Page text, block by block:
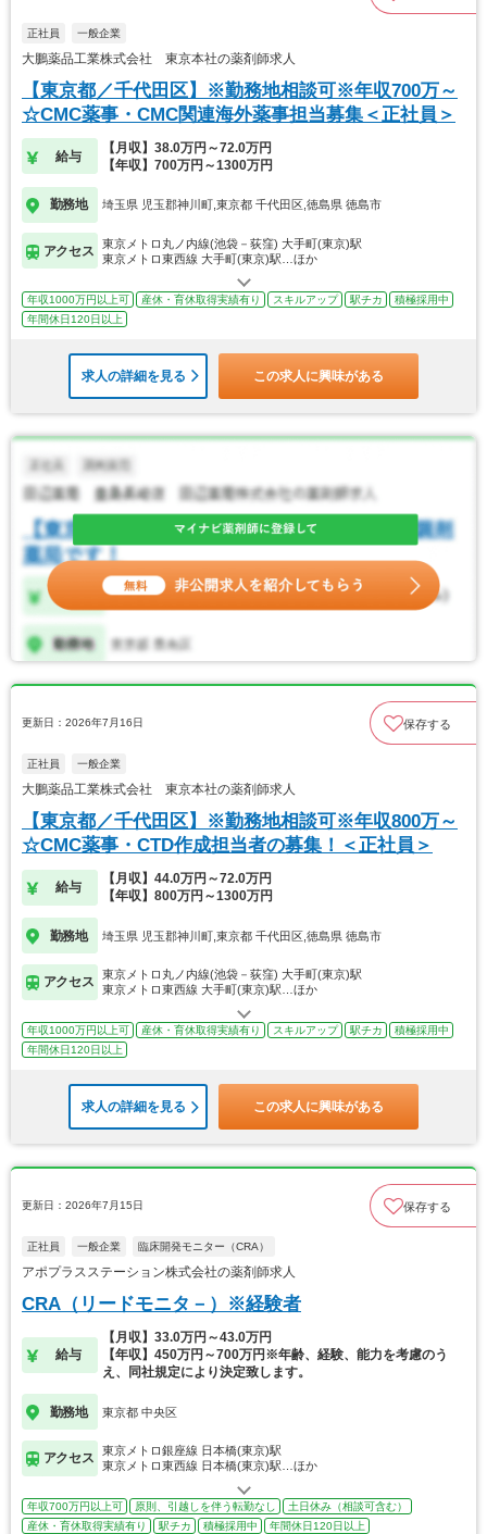
正社員 一般企業
大鵬薬品工業株式会社 東京本社の薬剤師求人
【東京都／千代田区】※勤務地相談可※年収700万～
☆CMC薬事・CMC関連海外薬事担当募集＜正社員＞
給与
【月収】38.0万円～72.0万円
【年収】700万円～1300万円
勤務地 埼玉県 児玉郡神川町,東京都 千代田区,徳島県 徳島市
アクセス
東京メトロ丸ノ内線(池袋－荻窪) 大手町(東京)駅
東京メトロ東西線 大手町(東京)駅…ほか
年収1000万円以上可 産休・育休取得実績有り スキルアップ 駅チカ
積極採用中
年間休日120日以上
求人の詳細を見る この求人に興味がある
更新日：2026年7月16日 保存する
正社員 一般企業
大鵬薬品工業株式会社 東京本社の薬剤師求人
【東京都／千代田区】※勤務地相談可※年収800万～
☆CMC薬事・CTD作成担当者の募集！＜正社員＞
給与
【月収】44.0万円～72.0万円
【年収】800万円～1300万円
勤務地 埼玉県 児玉郡神川町,東京都 千代田区,徳島県 徳島市
アクセス
東京メトロ丸ノ内線(池袋－荻窪) 大手町(東京)駅
東京メトロ東西線 大手町(東京)駅…ほか
年収1000万円以上可 産休・育休取得実績有り スキルアップ 駅チカ
積極採用中
年間休日120日以上
求人の詳細を見る この求人に興味がある
更新日：2026年7月15日 保存する
正社員 一般企業 臨床開発モニター（CRA）
アポプラスステーション株式会社の薬剤師求人
CRA（リードモニタ－）※経験者
給与
【月収】33.0万円～43.0万円
【年収】450万円～700万円※年齢、経験、能力を考慮のう
え、同社規定により決定致します。
勤務地 東京都 中央区
アクセス
東京メトロ銀座線 日本橋(東京)駅
東京メトロ東西線 日本橋(東京)駅…ほか
年収700万円以上可 原則、引越しを伴う転勤なし
土日休み（相談可含む）
産休・育休取得実績有り
駅チカ 積極採用中 年間休日120日以上